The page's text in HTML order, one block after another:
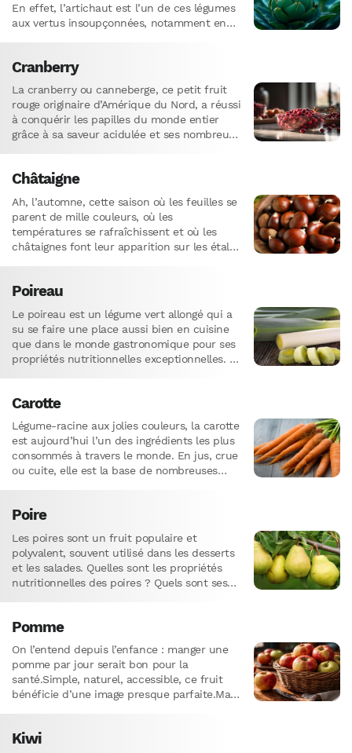
En effet, l’artichaut est l’un de ces légumes
aux vertus insoupçonnées, notamment en
Cranberry
La cranberry ou canneberge, ce petit fruit
rouge originaire d’Amérique du Nord, a réussi
à conquérir les papilles du monde entier
grâce à sa saveur acidulée et ses nombreux
Châtaigne
Ah, l’automne, cette saison où les feuilles se
parent de mille couleurs, où les
températures se rafraîchissent et où les
châtaignes font leur apparition sur les étals !
Poireau
Le poireau est un légume vert allongé qui a
su se faire une place aussi bien en cuisine
que dans le monde gastronomique pour ses
propriétés nutritionnelles exceptionnelles. Si
Carotte
Légume-racine aux jolies couleurs, la carotte
est aujourd’hui l’un des ingrédients les plus
consommés à travers le monde. En jus, crue
ou cuite, elle est la base de nombreuses
Poire
Les poires sont un fruit populaire et
polyvalent, souvent utilisé dans les desserts
et les salades. Quelles sont les propriétés
nutritionnelles des poires ? Quels sont ses
Pomme
On l’entend depuis l’enfance : manger une
pomme par jour serait bon pour la
santé.Simple, naturel, accessible, ce fruit
bénéficie d’une image presque parfaite.Mais
Kiwi